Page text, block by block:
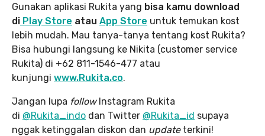
Gunakan aplikasi Rukita yang bisa kamu download
di Play Store atau App Store untuk temukan kost
lebih mudah. Mau tanya-tanya tentang kost Rukita?
Bisa hubungi langsung ke Nikita (customer service
Rukita) di +62 811-1546-477 atau
kunjungi www.Rukita.co.
Jangan lupa followInstagram Rukita
di @Rukita_indo dan Twitter @Rukita_id supaya
nggak ketinggalan diskon dan update terkini!